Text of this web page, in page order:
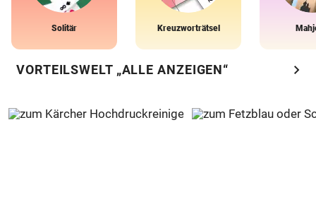
Solitär Kreuzworträtsel
VORTEILSWELT „ALLE ANZEIGEN“ chevron_right